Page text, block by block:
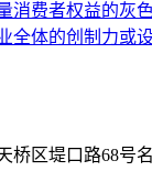
消费者权益的灰
全体的创制力或
桥区堤口路68号